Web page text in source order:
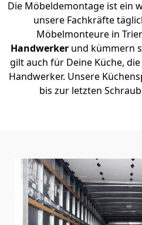
Die Möbeldemontage ist ein
unsere Fachkräfte
Möbelmonteure in
Handwerker und kümmern
gilt auch für Deine Küche,
Handwerker. Unsere
bis zur letzten